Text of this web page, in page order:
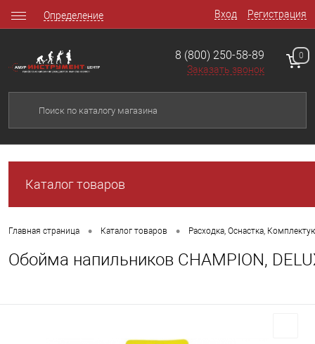
Вход Регистрация
Определение
8 (800) 250-58-89
Заказать звонок
0
Каталог товаров
Главная страница • Каталог товаров • Расходка, Оснастка,
Обойма напильников CHAMPION,